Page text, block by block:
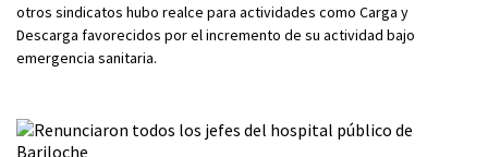
otros sindicatos hubo realce para actividades como Carga y
Descarga favorecidos por el incremento de su actividad bajo
emergencia sanitaria.